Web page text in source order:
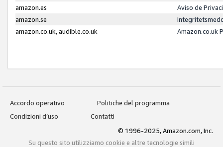
amazon.es
Aviso de
amazon.se
amazon.co.uk, audible.co.uk
Amazon.co.uk
Accordo operativo
Politiche del programma
Condizioni d’uso
Contatti
© 1996-2025, Amazon.com, Inc.
Su questo sito utilizziamo cookie e altre tecnologie simili